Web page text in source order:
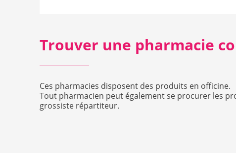
Trouver une pharmacie
Ces pharmacies disposent des produits en officine.
Tout pharmacien peut également se procurer les
grossiste répartiteur.